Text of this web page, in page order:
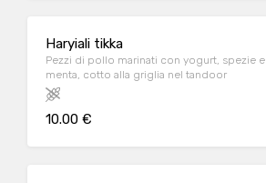
Haryiali tikka
Pezzi di pollo marinati con yogurt, spezie e
menta, cotto alla griglia nel tandoor
10.00 €